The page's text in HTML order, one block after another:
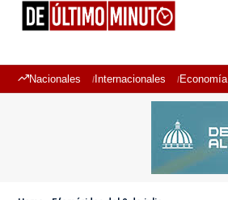
Nacionales Internacionales Economía